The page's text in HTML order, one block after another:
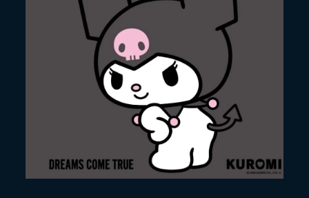
LIVE
SPECIAL SITE